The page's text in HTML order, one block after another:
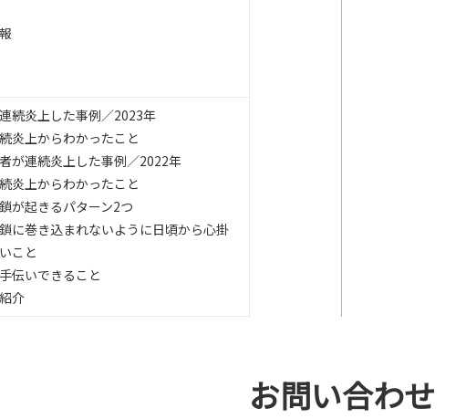
続炎上した事例／2023年
炎上からわかったこと
が連続炎上した事例／2022年
炎上からわかったこと
が起きるパターン2つ
に巻き込まれないように日頃から心掛
こと
伝いできること
介
お問い合わせ